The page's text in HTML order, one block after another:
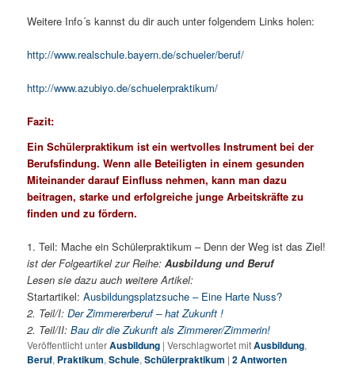
Weitere Info´s kannst du dir auch unter folgendem Links holen:
http://www.realschule.bayern.de/schueler/beruf/
http://www.azubiyo.de/schuelerpraktikum/
Fazit:
Ein Schülerpraktikum ist ein wertvolles Instrument bei der
Berufsfindung. Wenn alle Beteiligten in einem gesunden
Miteinander darauf Einfluss nehmen, kann man dazu
beitragen, starke und erfolgreiche junge Arbeitskräfte zu
finden und zu fördern.
1. Teil: Mache ein Schülerpraktikum – Denn der Weg ist das Ziel!
ist der Folgeartikel zur Reihe:Ausbildung und Beruf
Lesen sie dazu auch weitere Artikel:
Startartikel:Ausbildungsplatzsuche – Eine Harte Nuss?
2. Teil/I:Der Zimmererberuf – hat Zukunft !
2. Teil/II:Bau dir die Zukunft als Zimmerer/Zimmerin!
Veröffentlicht unterAusbildung |Verschlagwortet mitAusbildung,
Beruf, Praktikum,Schule,Schülerpraktikum |2Antworten